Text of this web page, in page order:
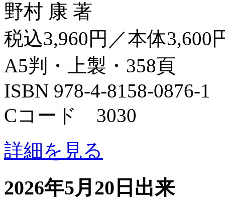
野村 康 著
税込3,960円／本体3,600
A5判・上製・358頁
ISBN 978-4-8158-0876-1
Cコード 3030
詳細を見る
2026年5月20日出来